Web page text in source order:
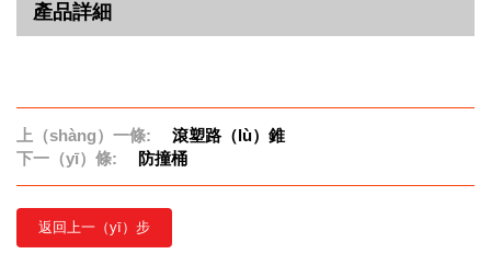
產品詳細
上（shàng）一條:
滾塑路（lù）錐
下一（yī）條:
防撞桶
返回上一（yī）步